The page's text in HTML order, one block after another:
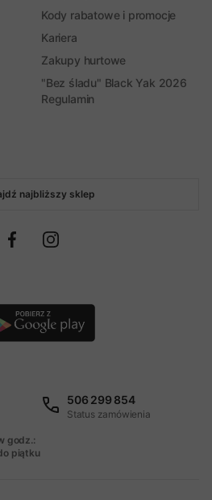
najbliższy sklep
Kody rabatowe i promocje
Kariera
Zakupy hurtowe
"Bez śladu" Black Yak 2026
Regulamin
506 299 854
Status zamówienia
godz.:
piątku